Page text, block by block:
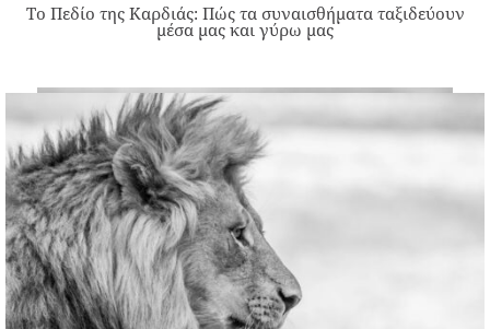
Το Πεδίο της Καρδιάς: Πώς τα συναισθήματα ταξιδεύουν
μέσα μας και γύρω μας